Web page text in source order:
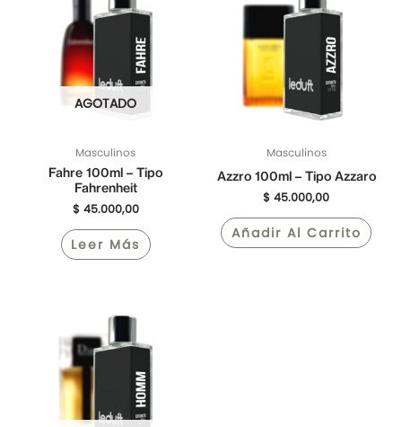
AGOTADO
Masculinos
Fahre 100ml – Tipo
Fahrenheit
$ 45.000,00
Leer Más
Masculinos
Azzro 100ml – Tipo Azzaro
$ 45.000,00
Añadir Al Carrito
precio
original
era:
$ 45.000,00.